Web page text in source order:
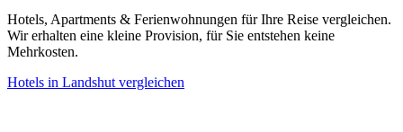
Hotels, Apartments & Ferienwohnungen für Ihre Reise vergleichen.
Wir erhalten eine kleine Provision, für Sie entstehen keine
Mehrkosten.
Hotels in Landshut vergleichen